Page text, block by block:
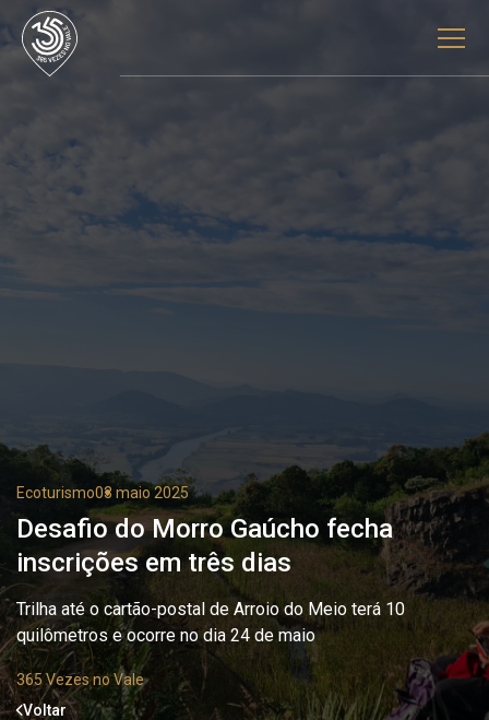
Ecoturismo03 maio 2025
Desafio do Morro Gaúcho fecha
inscrições em três dias
Trilha até o cartão-postal de Arroio do Meio terá 10
quilômetros e ocorre no dia 24 de maio
365 Vezes no Vale
Voltar